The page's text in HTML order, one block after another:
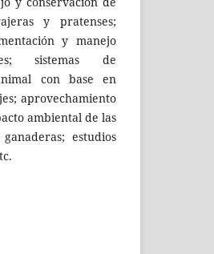
y pratenses;
y manejo
sistemas de
con base en
aprovechamiento
ambiental de las
estudios